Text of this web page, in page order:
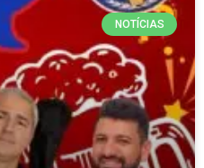
NOTÍCIAS